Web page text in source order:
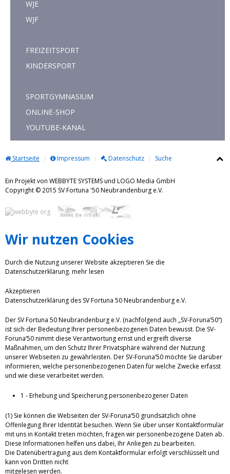
WJE
WJF
FREIZEITSPORT
KINDERSPORT
SPORTGYMNASIUM
ONLINE-SHOP
YOUTUBE-KANAL
Startseite Impressum Datenschutz Suche
Ein Projekt von WEBBYTE SYSTEMS und LOGO Media GmbH
Copyright © 2015 SV Fortuna '50 Neubrandenburg e.V.
Wir nutzen Cookies
Durch die Nutzung unserer Website akzeptieren Sie die
Datenschutzerklärung. mehr lesen
Akzeptieren
Datenschutzerklärung des SV Fortuna 50 Neubrandenburg e.V.
Der SV Fortuna 50 Neubrandenburg e.V. (nachfolgend auch „SV-Foruna‘50“)
ist sich der Bedeutung Ihrer personenbezogenen Daten bewusst. Die SV-
Foruna’50 nimmt diese Verantwortung ernst und ergreift diverse
Maßnahmen, um den Schutz Ihrer Privatsphäre während der Nutzung
unserer Webseiten zu gewährleisten. Der SV-Foruna’50 möchte Sie darüber
informieren, welche personenbezogenen Daten für welche Zwecke erfasst
und wie diese verarbeitet werden.
1 - Erhebung und Speicherung personenbezogener Daten
(1) Sie können die Webseiten der SV-Foruna’50 grundsätzlich ohne
Offenlegung Ihrer Identität besuchen. Wenn Sie über unser Kontaktformular
mit uns in Kontakt treten möchten, fragen wir personenbezogene Daten ab.
Diese Informationen helfen uns dabei, Ihr Anliegen zu bearbeiten.
Die Datenübertragung aus dem Kontaktformular erfolgt verschlüsselt und
kann von Dritten nicht
mitgelesen werden.